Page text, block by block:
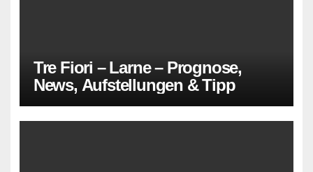
Tre Fiori – Larne – Prognose,
News, Aufstellungen & Tipp